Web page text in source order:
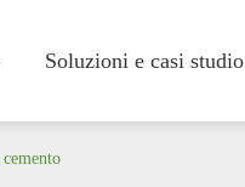
Soluzioni e casi studio